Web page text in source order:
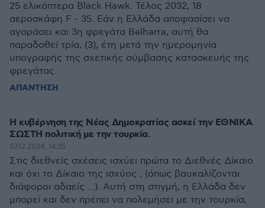
25 ελικόπτερα Black Hawk. Τέλος 2032, 18
αεροσκάφη F - 35. Εάν η Ελλάδα αποφασίσει να
αγοράσει και 3η φρεγάτα Belharra, αυτή θα
παραδοθεί τρία, (3), έτη μετά την ημερομηνία
υπογραφής της σχετικής σύμβασης κατασκευής της
φρεγάτας.
ΑΠΑΝΤΗΣΗ
Η κυβέρνηση της Νέας Δημοκρατίας ασκεί την ΕΘΝΙΚΑ
ΣΩΣΤΗ πολιτική με την τουρκία.
07.12.2024, 14:35
Στις διεθνείς σχέσεις ισχύει πρώτα το Διεθνές Δίκαιο
και όχι το Δίκαιο της ισχύος , (όπως βαυκαλίζονται
διάφοροι αδαείς ...). Αυτή στη στιγμή, η Ελλάδα δεν
μπορεί και δεν πρέπει να πολεμήσει με την τουρκία,